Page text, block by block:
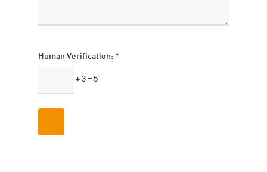
Human Verification: *
+ 3 = 5